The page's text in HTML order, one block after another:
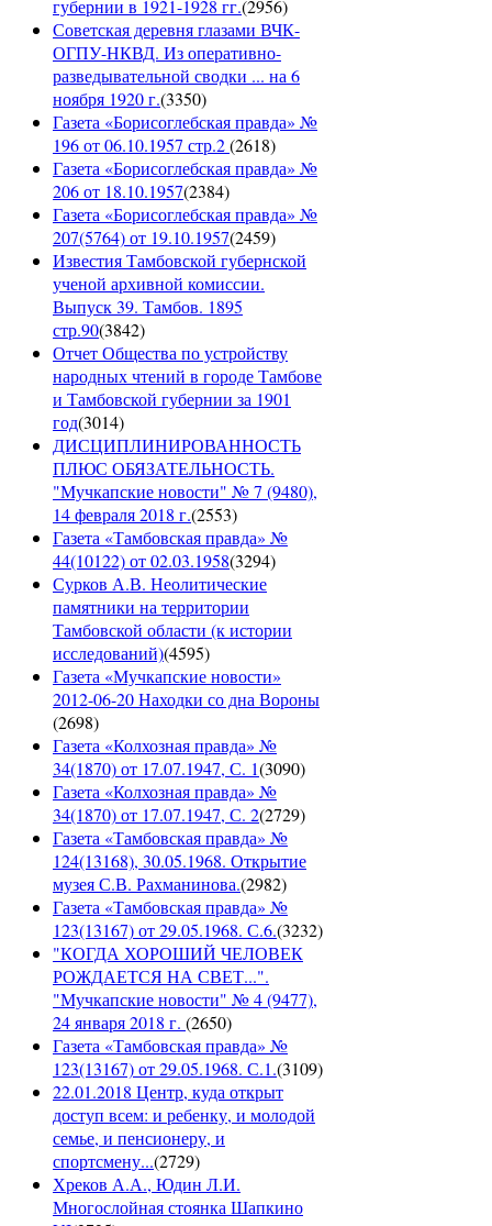
губернии в 1921-1928 гг.(2956)
Советская деревня глазами ВЧК-
ОГПУ-НКВД. Из оперативно-
разведывательной сводки ... на 6
ноября 1920 г.(3350)
Газета «Борисоглебская правда» №
196 от 06.10.1957 стр.2(2618)
Газета «Борисоглебская правда» №
206 от 18.10.1957(2384)
Газета «Борисоглебская правда» №
207(5764) от 19.10.1957(2459)
Известия Тамбовской губернской
ученой архивной комиссии.
Выпуск 39. Тамбов. 1895
стр.90(3842)
Отчет Общества по устройству
народных чтений в городе Тамбове
и Тамбовской губернии за 1901
год(3014)
ДИСЦИПЛИНИРОВАННОСТЬ
ПЛЮС ОБЯЗАТЕЛЬНОСТЬ.
"Мучкапские новости" № 7 (9480),
14 февраля 2018 г.(2553)
Газета «Тамбовская правда» №
44(10122) от 02.03.1958(3294)
Сурков А.В. Неолитические
памятники на территории
Тамбовской области (к истории
исследований)(4595)
Газета «Мучкапские новости»
2012-06-20 Находки со дна Вороны
(2698)
Газета «Колхозная правда» №
34(1870) от 17.07.1947, С. 1(3090)
Газета «Колхозная правда» №
34(1870) от 17.07.1947, С. 2(2729)
Газета «Тамбовская правда» №
124(13168), 30.05.1968. Открытие
музея С.В. Рахманинова.(2982)
Газета «Тамбовская правда» №
123(13167) от 29.05.1968. С.6.(3232)
"КОГДА ХОРОШИЙ ЧЕЛОВЕК
РОЖДАЕТСЯ НА СВЕТ...".
"Мучкапские новости" № 4 (9477),
24 января 2018 г. (2650)
Газета «Тамбовская правда» №
123(13167) от 29.05.1968. С.1.(3109)
22.01.2018 Центр, куда открыт
доступ всем: и ребенку, и молодой
семье, и пенсионеру, и
спортсмену...(2729)
Хреков А.А., Юдин Л.И.
Многослойная стоянка Шапкино